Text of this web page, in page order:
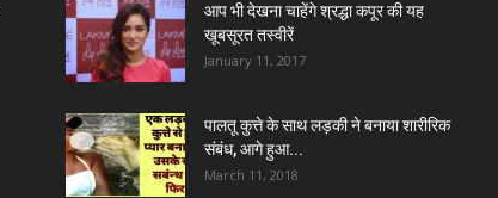
आप भी देखना चाहेंगे श्रद्धा कपूर की यह
खूबसूरत तस्वीरें
January 11, 2017
पालतू कुत्ते के साथ लड़की ने बनाया शारीरिक
संबंध, आगे हुआ...
March 11, 2018